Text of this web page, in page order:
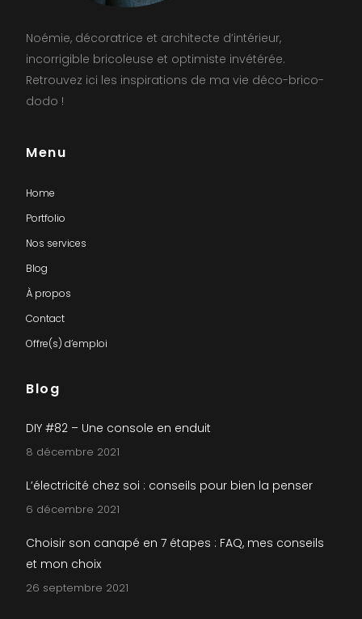
Noémie, décoratrice et architecte d’intérieur,
incorrigible bricoleuse et optimiste invétérée.
Retrouvez ici les inspirations de ma vie déco-brico-
dodo !
Menu
Home
Portfolio
Nos services
Blog
À propos
Contact
Offre(s) d’emploi
Blog
DIY #82 – Une console en enduit
8 décembre 2021
L’électricité chez soi : conseils pour bien la penser
6 décembre 2021
Choisir son canapé en 7 étapes : FAQ, mes conseils
et mon choix
26 septembre 2021